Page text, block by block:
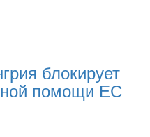
блокирует
помощи ЕС